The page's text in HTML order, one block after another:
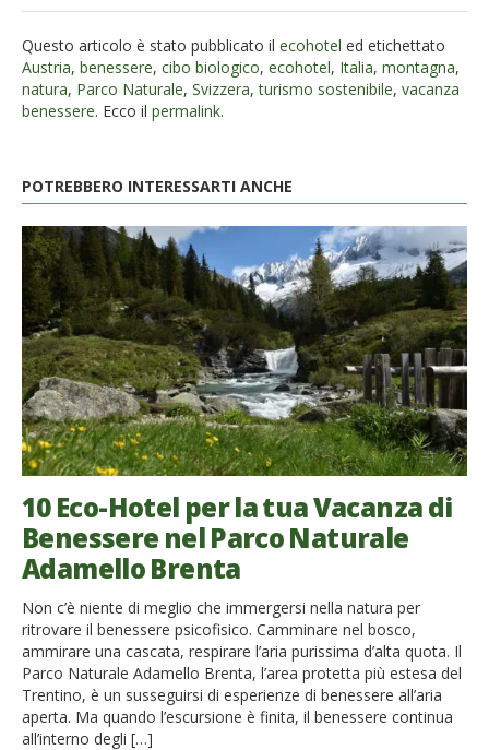
Questo articolo è stato pubblicato il ecohotel ed etichettato
Austria, benessere, cibo biologico, ecohotel, Italia, montagna,
natura, Parco Naturale, Svizzera,turismo sostenibile, vacanza
benessere. Ecco il permalink.
POTREBBERO INTERESSARTI ANCHE
10 Eco-Hotel per la tua Vacanza di
Benessere nel Parco Naturale
Adamello Brenta
Non c’è niente di meglio che immergersi nella natura per
ritrovare il benessere psicofisico. Camminare nel bosco,
ammirare una cascata, respirare l’aria purissima d’alta quota. Il
Parco Naturale Adamello Brenta, l’area protetta più estesa del
Trentino, è un susseguirsi di esperienze di benessere all’aria
aperta. Ma quando l’escursione è finita, il benessere continua
all’interno degli […]